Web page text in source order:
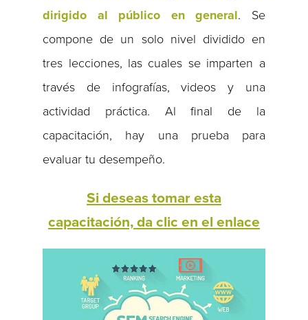
dirigido al público en general. Se
compone de un solo nivel dividido en
tres lecciones, las cuales se imparten a
través de infografías, videos y una
actividad práctica. Al final de la
capacitación, hay una prueba para
evaluar tu desempeño.
Si deseas tomar esta
capacitación, da clic en el enlace